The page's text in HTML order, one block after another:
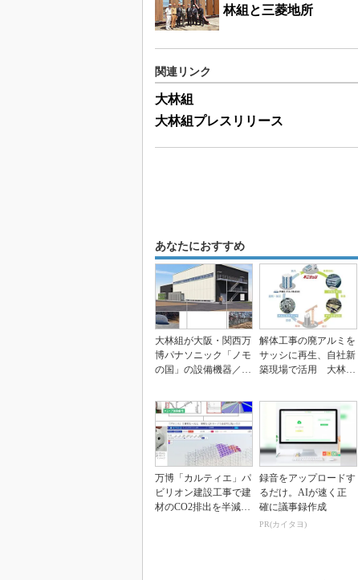
林組と三菱地所
関連リンク
大林組
大林組プレスリリース
あなたにおすすめ
大林組が大阪・関西万
博パナソニック「ノモ
の国」の設備機器／建
解体工事の廃アルミを
サッシに再生、自社新
築現場で活用 大林組
イ...
万博「カルティエ」パ
ビリオン建設工事で建
材のCO2排出を半減、
録音をアップロードす
るだけ。AIが速く正
確に議事録作成
PR(カイタヨ)